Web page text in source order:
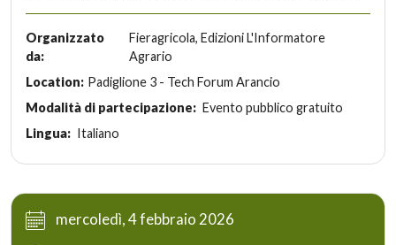
inoltre il progresso della normativa Ue in tema di
biosolutions (agenti di biocontrollo e biostimolanti) e le
prossimo futuro.
Organizzato
da:
Fieragricola, Edizioni L'Informatore
Agrario
Location: Padiglione 3 - Tech Forum Arancio
Modalità di partecipazione: Evento pubblico gratuito
Lingua: Italiano
mercoledì, 4 febbraio 2026